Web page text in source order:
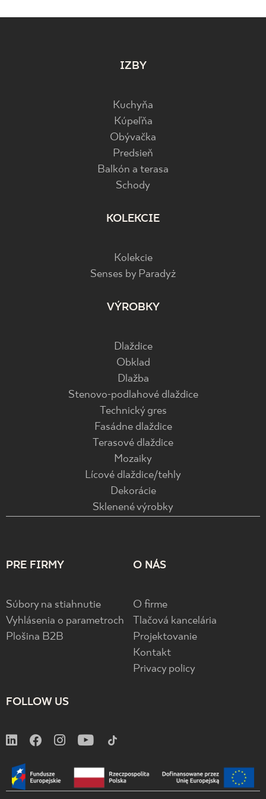
IZBY
Kuchyňa
Kúpeľňa
Obývačka
Predsieň
Balkón a terasa
Schody
KOLEKCIE
Kolekcie
Senses by Paradyż
VÝROBKY
Dlaždice
Obklad
Dlažba
Stenovo-podlahové dlaždice
Technický gres
Fasádne dlaždice
Terasové dlaždice
Mozaiky
Lícové dlaždice/tehly
Dekorácie
Sklenené výrobky
PRE FIRMY
Súbory na stiahnutie
Vyhlásenia o parametroch
Plošina B2B
O NÁS
O firme
Tlačová kancelária
Projektovanie
Kontakt
Privacy policy
FOLLOW US